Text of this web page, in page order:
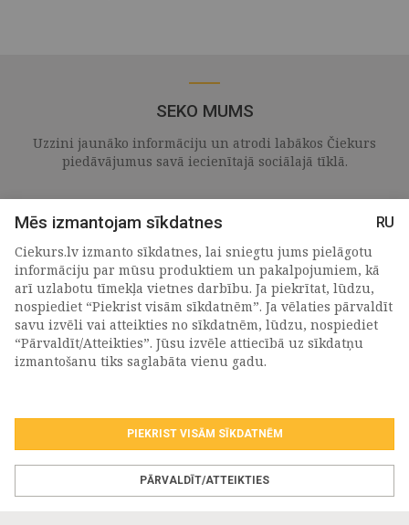
SEKO MUMS
Uzzini jaunāko informāciju un atrodi labākos Čiekurs
piedāvājumus savā iecienītajā sociālajā tīklā.
PIETEIKTIES MŪSU JAUNUMIEM
Piekrītu personasdatu apstrādes noteikumiem
Mēs izmantojam sīkdatnes
RU
Ciekurs.lv izmanto sīkdatnes, lai sniegtu jums pielāgotu
informāciju par mūsu produktiem un pakalpojumiem, kā
arī uzlabotu tīmekļa vietnes darbību. Ja piekrītat, lūdzu,
nospiediet “Piekrist visām sīkdatnēm”. Ja vēlaties pārvaldīt
savu izvēli vai atteikties no sīkdatnēm, lūdzu, nospiediet
“Pārvaldīt/Atteikties”. Jūsu izvēle attiecībā uz sīkdatņu
izmantošanu tiks saglabāta vienu gadu.
PIEKRIST VISĀM SĪKDATNĒM
PĀRVALDĪT/ATTEIKTIES